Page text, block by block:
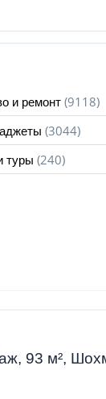
и ремонт (9118)
(3044)
туры (240)
93 м²,